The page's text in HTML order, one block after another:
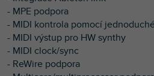
- MPE podpora
- MIDI kontrola pomocí
- MIDI výstup pro HW synthy
- MIDI clock/sync
- ReWire podpora